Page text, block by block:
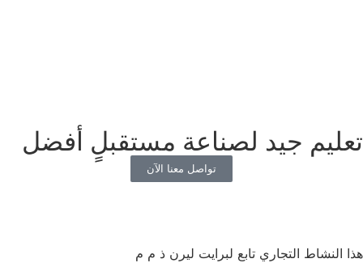
تعليم جيد لصناعة مستقبلٍ أفضل
تواصل معنا الآن
هذا النشاط التجاري تابع لبرايت ليرن ذ م م